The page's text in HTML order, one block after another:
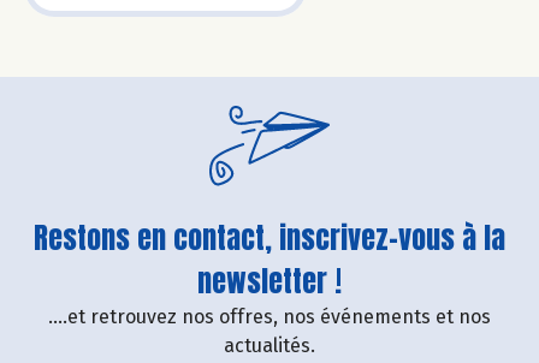
Restons en contact, inscrivez-vous à la
newsletter !
....et retrouvez nos offres, nos événements et nos
actualités.